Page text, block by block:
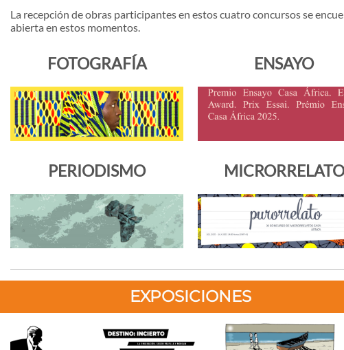
La recepción de obras participantes en estos cuatro concursos se
abierta en estos momentos.
FOTOGRAFÍA ENSAYO
PERIODISMO MICRORRELATO
EXPOSICIONES